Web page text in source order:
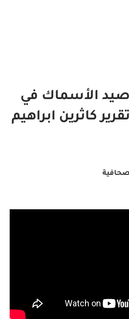
الأسماك في
كاثرين ابراهيم
صحافية